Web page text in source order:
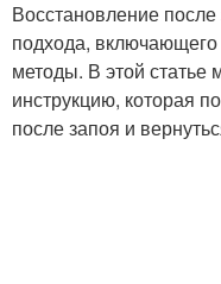
Восстановление после
подхода,
методы. В этой
инструкцию, которая
после запоя и